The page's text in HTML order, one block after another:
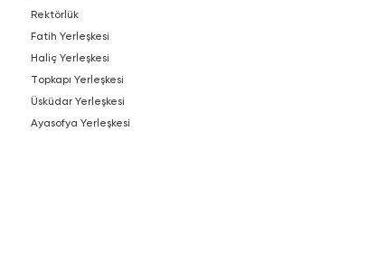
Rektörlük
Fatih Yerleşkesi
Haliç Yerleşkesi
Topkapı Yerleşkesi
Üsküdar Yerleşkesi
Ayasofya Yerleşkesi